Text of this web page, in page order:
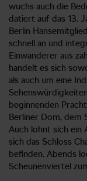
wuchs auch die
datiert auf das 13.
Berlin
schnell an und
Einwanderer aus
handelt es sich
als auch um eine
beginnenden
Berliner Dom, dem
Auch lohnt sich ein
sich das Schloss
befinden. Abends
Scheunenviertel